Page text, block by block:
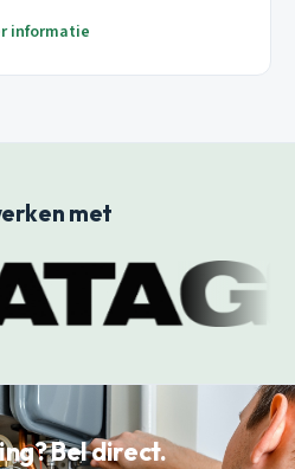
informatie
met
Bel direct.